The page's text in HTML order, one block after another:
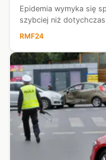
Epidemia wymyka się
szybciej niż dotychczas
RMF24